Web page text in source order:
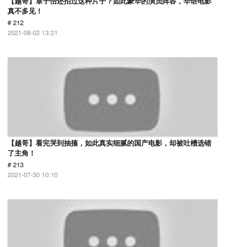
真不多见！
# 212
2021-08-02 13:21
【越哥】看完哭到抽搐，如此真实细腻的国产电影，却被吐槽选错
了主角！
# 213
2021-07-30 10:10